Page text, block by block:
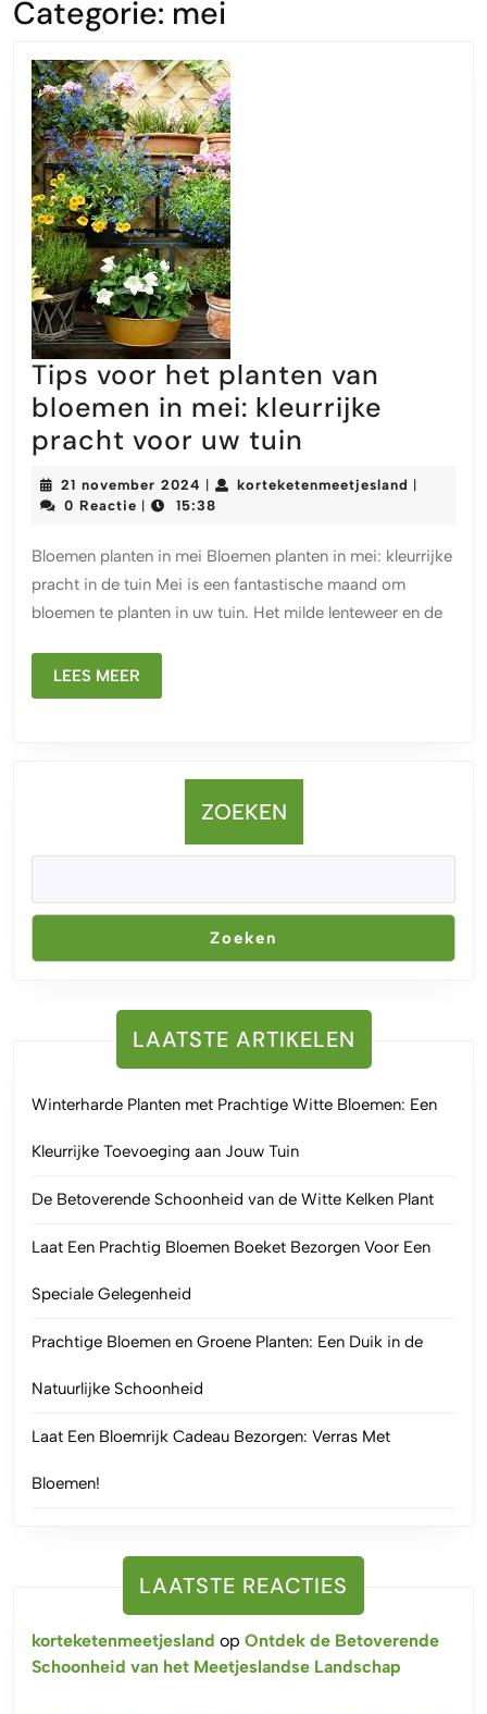
Categorie: mei
Tips voor het planten van
bloemen in mei: kleurrijke
pracht voor uw tuin
voor
van
bloemen
21 november 2024 21
november
korteketenmeetjesland
0 Reactie 15:38
Bloemen planten in mei Bloemen planten in mei: kleurrijke
pracht in de tuin Mei is een fantastische maand om
bloemen te planten in uw tuin. Het milde lenteweer en de
LEES MEER
MEER
ZOEKEN
Zoeken
LAATSTE ARTIKELEN
Winterharde Planten met Prachtige Witte Bloemen: Een
Kleurrijke Toevoeging aan Jouw Tuin
De Betoverende Schoonheid van de Witte Kelken Plant
Laat Een Prachtig Bloemen Boeket Bezorgen Voor Een
Speciale Gelegenheid
Prachtige Bloemen en Groene Planten: Een Duik in de
Natuurlijke Schoonheid
Laat Een Bloemrijk Cadeau Bezorgen: Verras Met
Bloemen!
LAATSTE REACTIES
korteketenmeetjesland op Ontdek de Betoverende
Schoonheid van het Meetjeslandse Landschap